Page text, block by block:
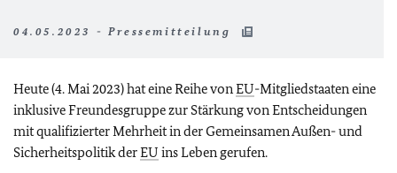
04.05.2023 - Pressemitteilung
Heute (4. Mai 2023) hat eine Reihe vonEU-Mitgliedstaaten eine
inklusive Freundesgruppe zur Stärkung von Entscheidungen
mit qualifizierter Mehrheit in der Gemeinsamen Außen- und
Sicherheitspolitik derEU ins Leben gerufen.